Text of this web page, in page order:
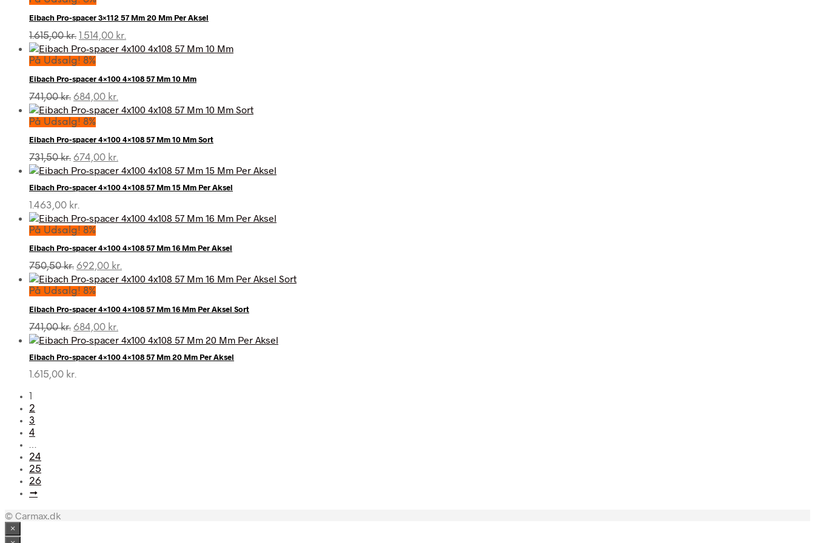
Eibach Pro-spacer 3×112 57 Mm 20 Mm Per Aksel
1.615,00kr. Den
oprindelige
pris
1.615,00 kr..
1.514,00 kr.
aktuelle
1.514,00 kr..
På Udsalg! 8%
Eibach Pro-spacer 4×100 4×108 57 Mm 10 Mm
741,00kr. Den
oprindelige
pris
741,00 kr..
684,00 kr.
aktuelle
684,00 kr..
På Udsalg! 8%
Eibach Pro-spacer 4×100 4×108 57 Mm 10 Mm Sort
731,50kr. Den
oprindelige
var:
731,50 kr..
674,00 kr.
aktuelle
er:
Eibach Pro-spacer 4×100 4×108 57 Mm 15 Mm Per Aksel
1.463,00 kr.
På Udsalg! 8%
Eibach Pro-spacer 4×100 4×108 57 Mm 16 Mm Per Aksel
750,50kr. Den
oprindelige
pris
750,50 kr..
692,00 kr.
aktuelle
692,00 kr..
På Udsalg! 8%
Eibach Pro-spacer 4×100 4×108 57 Mm 16 Mm Per Aksel Sort
741,00kr. Den
oprindelige
var:
741,00 kr..
684,00 kr.
aktuelle
er:
Eibach Pro-spacer 4×100 4×108 57 Mm 20 Mm Per Aksel
1.615,00 kr.
1
2
3
4
…
24
25
26
→
© Carmax.dk
×